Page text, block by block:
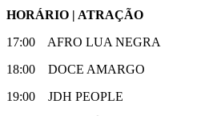
HORÁRIO | ATRAÇÃO
17:00 AFRO LUA NEGRA
18:00 DOCE AMARGO
19:00 JDH PEOPLE